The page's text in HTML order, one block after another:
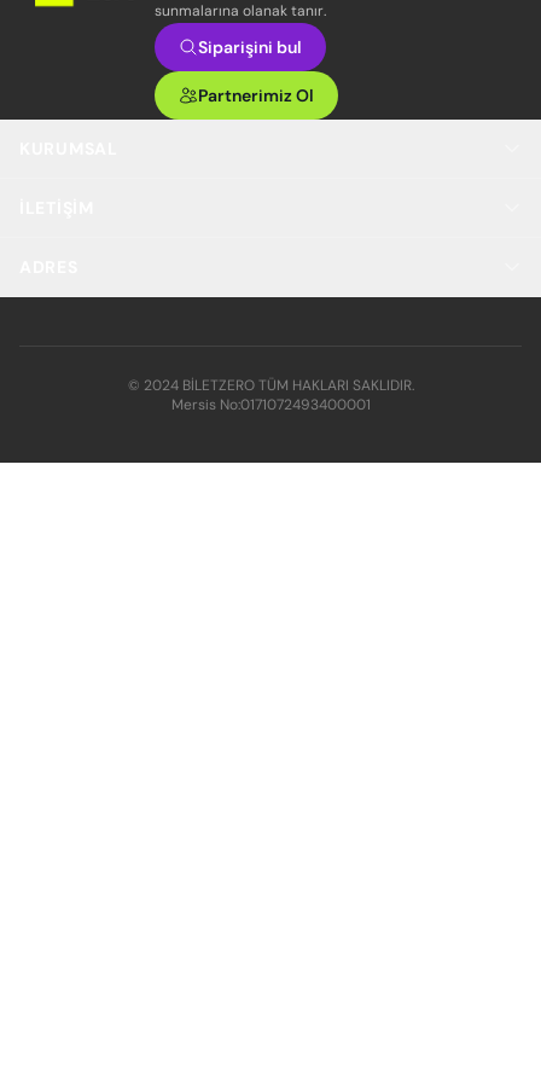
sunmalarına olanak tanır.
Siparişini bul
Partnerimiz Ol
© 2024 BİLETZERO TÜM HAKLARI SAKLIDIR.
Mersis No:0171072493400001